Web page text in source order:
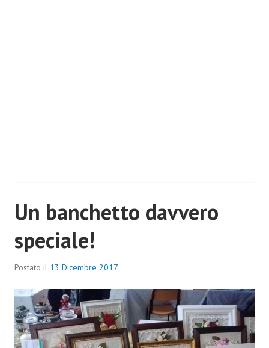
Un banchetto davvero
speciale!
Postato il 13 Dicembre 2017